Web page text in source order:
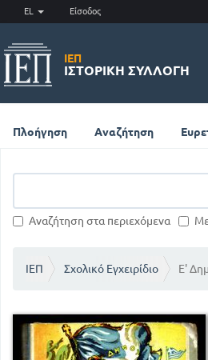
EL Είσοδος
ΙΕΠ
ΙΣΤΟΡΙΚΉ ΣΥΛΛΟΓΉ
Πλοήγηση Αναζήτηση
Αναζήτηση στα περιεχόμενα
ΙΕΠ Σχολικό Εγχειρίδιο Ε'